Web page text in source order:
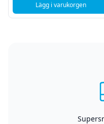
Lägg i varukorgen
, AMORUS